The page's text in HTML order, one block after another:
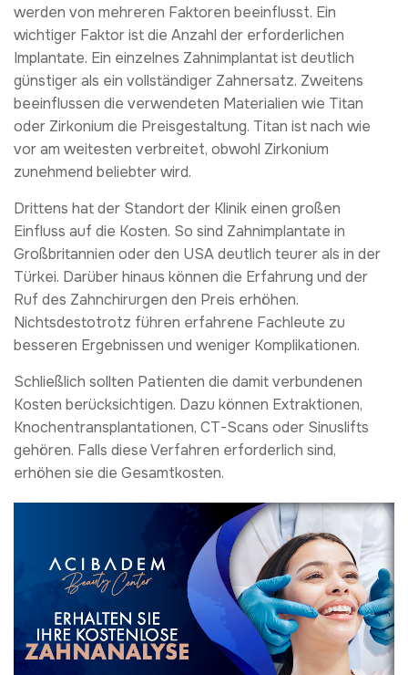
werden von mehreren Faktoren beeinflusst. Ein
wichtiger Faktor ist die Anzahl der erforderlichen
Implantate. Ein einzelnes Zahnimplantat ist deutlich
günstiger als ein vollständiger Zahnersatz. Zweitens
beeinflussen die verwendeten Materialien wie Titan
oder Zirkonium die Preisgestaltung. Titan ist nach wie
vor am weitesten verbreitet, obwohl Zirkonium
zunehmend beliebter wird.
Drittens hat der Standort der Klinik einen großen
Einfluss auf die Kosten. So sind Zahnimplantate in
Großbritannien oder den USA deutlich teurer als in der
Türkei. Darüber hinaus können die Erfahrung und der
Ruf des Zahnchirurgen den Preis erhöhen.
Nichtsdestotrotz führen erfahrene Fachleute zu
besseren Ergebnissen und weniger Komplikationen.
Schließlich sollten Patienten die damit verbundenen
Kosten berücksichtigen. Dazu können Extraktionen,
Knochentransplantationen, CT-Scans oder Sinuslifts
gehören. Falls diese Verfahren erforderlich sind,
erhöhen sie die Gesamtkosten.